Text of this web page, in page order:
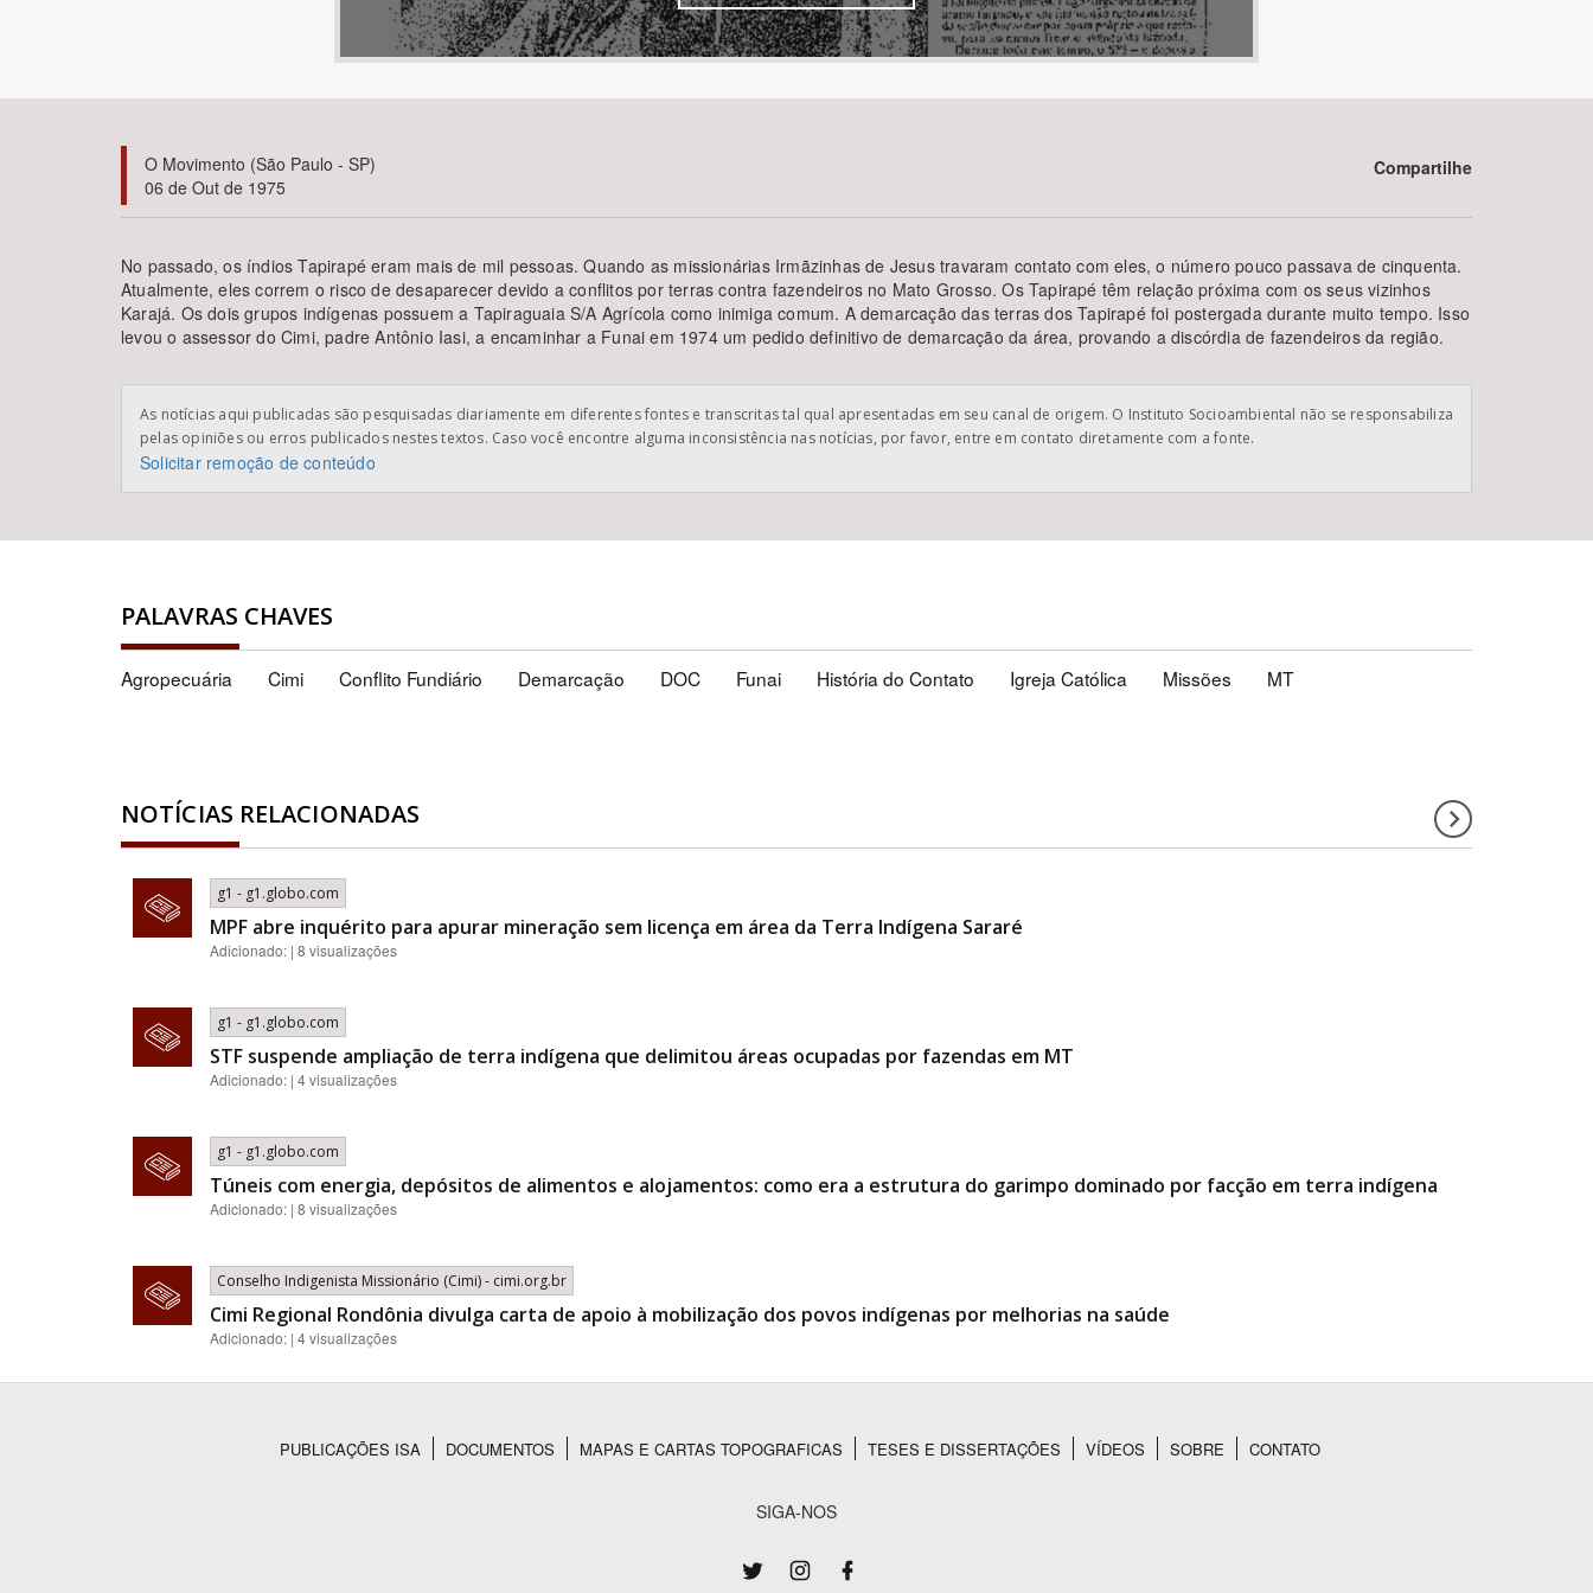
BUSCAR
O Movimento (São Paulo - SP)
06 de Out de 1975
Compartilhe
No passado, os índios Tapirapé eram mais de mil pessoas. Quando as missionárias Irmãzinhas de Jesus travaram contato com eles, o número pouco passava de cinquenta.
Atualmente, eles correm o risco de desaparecer devido a conflitos por terras contra fazendeiros no Mato Grosso. Os Tapirapé têm relação próxima com os seus vizinhos
Karajá. Os dois grupos indígenas possuem a Tapiraguaia S/A Agrícola como inimiga comum. A demarcação das terras dos Tapirapé foi postergada durante muito tempo. Isso
levou o assessor do Cimi, padre Antônio Iasi, a encaminhar a Funai em 1974 um pedido definitivo de demarcação da área, provando a discórdia de fazendeiros da região.
As notícias aqui publicadas são pesquisadas diariamente em diferentes fontes e transcritas tal qual apresentadas em seu canal de origem. O Instituto Socioambiental não se responsabiliza
pelas opiniões ou erros publicados nestes textos. Caso você encontre alguma inconsistência nas notícias, por favor, entre em contato diretamente com a fonte.
Solicitar remoção de conteúdo
PALAVRAS CHAVES
Agropecuária Cimi Conflito Fundiário Demarcação DOC Funai História do Contato Igreja Católica Missões MT
NOTÍCIAS RELACIONADAS
g1 - g1.globo.com
MPF abre inquérito para apurar mineração sem licença em área da Terra Indígena Sararé
Adicionado: | 8 visualizações
g1 - g1.globo.com
STF suspende ampliação de terra indígena que delimitou áreas ocupadas por fazendas em MT
Adicionado: | 4 visualizações
g1 - g1.globo.com
Túneis com energia, depósitos de alimentos e alojamentos: como era a estrutura do garimpo dominado por facção em terra indígena
Adicionado: | 8 visualizações
Conselho Indigenista Missionário (Cimi) - cimi.org.br
Cimi Regional Rondônia divulga carta de apoio à mobilização dos povos indígenas por melhorias na saúde
Adicionado: | 4 visualizações
PUBLICAÇÕES ISA DOCUMENTOS MAPAS E CARTAS TOPOGRAFICAS TESES E DISSERTAÇÕES VÍDEOS SOBRE CONTATO
SIGA-NOS